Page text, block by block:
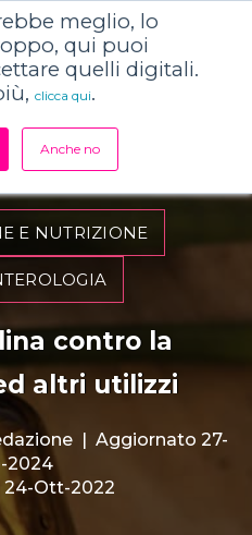
meglio, lo
qui puoi
quelli digitali.
clicca qui.
Anche no
E NUTRIZIONE
contro la
altri utilizzi
| Aggiornato 27-
2024
Ott-2022